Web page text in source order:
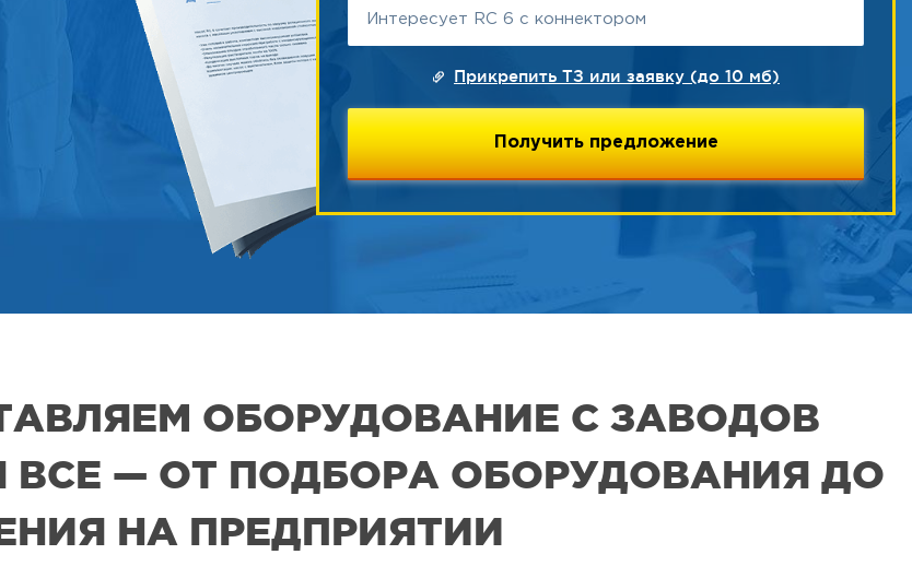
Прикрепить ТЗ или заявку (до 10 мб)
ОБОРУДОВАНИЕ С ЗАВОДОВ
ВСЕ — ОТ ПОДБОРА ОБОРУДОВАНИЯ ДО
НА ПРЕДПРИЯТИИ